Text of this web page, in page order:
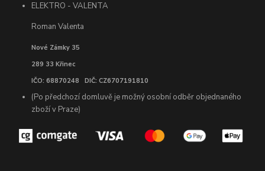
ELEKTRO - VALENTA
Roman Valenta
Nové Zámky 35
289 33 Křinec
IČO: 68870248 DIČ: CZ6707191810
(Po předchozí domluvě je možný osobní odběr objednaného
zboží v Praze)